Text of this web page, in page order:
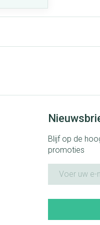
Blijf op de
promoties